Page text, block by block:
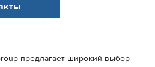
предлагает широкий выбор